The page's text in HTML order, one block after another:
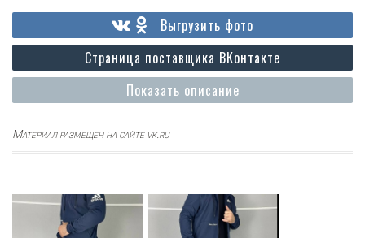
Показать описание
Страница поставщика ВКонтакте
Выгрузить фото
Материал размещен на сайте vk.ru